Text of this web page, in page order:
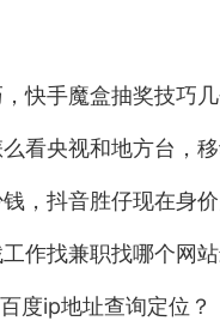
手魔盒抽奖技巧几个抽
方台，移动互联网电视设置密码
，抖音胜仔现在身价
找兼职找哪个网站最
度ip地址查询定位？